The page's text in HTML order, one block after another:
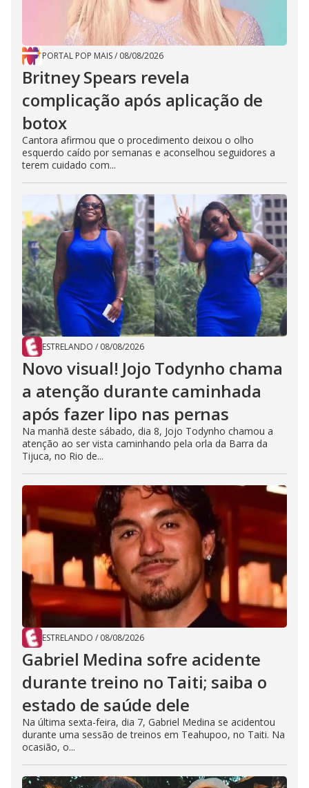
PORTAL POP MAIS/ 08/08/2026
Britney Spears revela
complicação após aplicação de
botox
Cantora afirmou que o procedimento deixou o olho
esquerdo caído por semanas e aconselhou seguidores a
terem cuidado com...
ESTRELANDO / 08/08/2026
Novo visual! Jojo Todynho chama
a atenção durante caminhada
após fazer lipo nas pernas
Na manhã deste sábado, dia 8, Jojo Todynho chamou a
atenção ao ser vista caminhando pela orla da Barra da
Tijuca, no Rio de...
ESTRELANDO / 08/08/2026
Gabriel Medina sofre acidente
durante treino no Taiti; saiba o
estado de saúde dele
Na última sexta-feira, dia 7, Gabriel Medina se acidentou
durante uma sessão de treinos em Teahupoo, no Taiti. Na
ocasião, o...